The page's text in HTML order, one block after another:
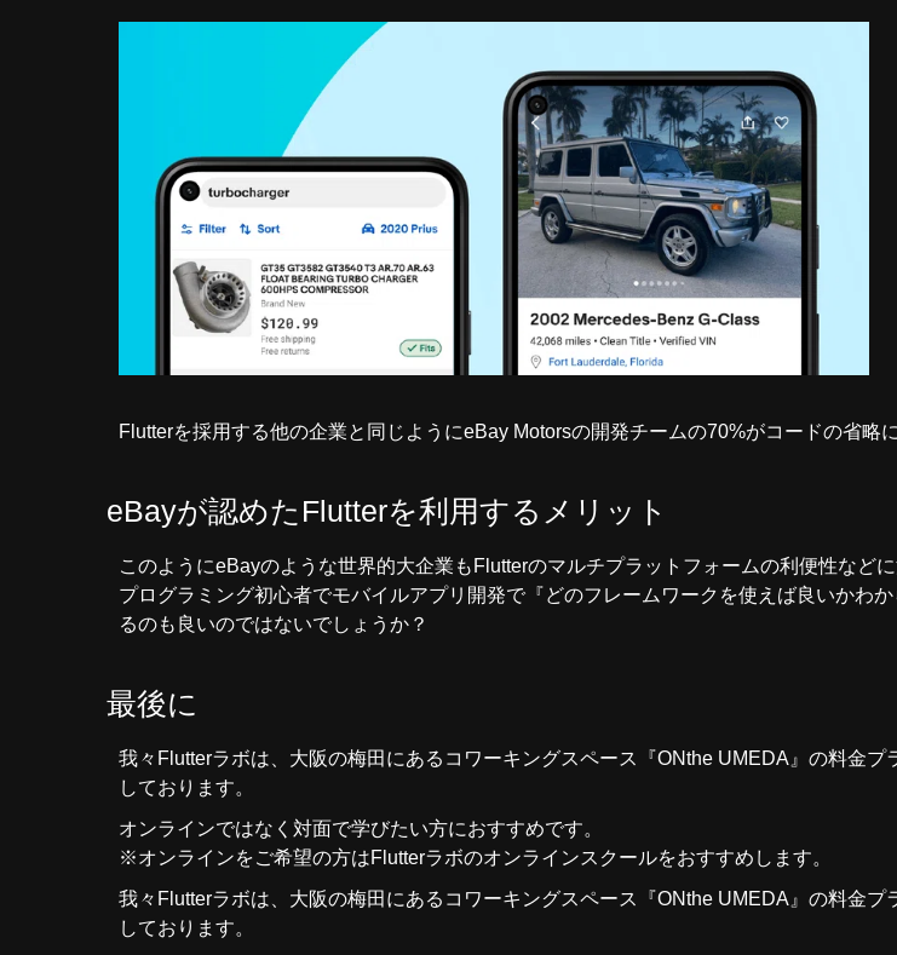
Flutterを採用する他の企業と同じようにeBay Motorsの開発チームの70%がコードの省略
eBayが認めたFlutterを利用するメリット
このようにeBayのような世界的大企業もFlutterのマルチプラットフォームの利便性など
プログラミング初心者でモバイルアプリ開発で『どのフレームワークを使えば良いかわ
るのも良いのではないでしょうか？
最後に
我々 Flutterラボは、大阪の梅田にあるコワーキングスペース『ONthe UMEDA 』の料金プ
しております。
オンラインではなく対面で学びたい方におすすめです。
※オンラインをご希望の方はFlutterラボのオンラインスクールをおすすめします。
我々 Flutterラボは、大阪の梅田にあるコワーキングスペース『ONthe UMEDA 』の料金プ
しております。